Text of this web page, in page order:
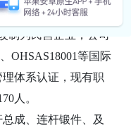
制为民营企业，公司
OHSAS18001等国际
体系认证，现有职
人。
成、连杆锻件、及